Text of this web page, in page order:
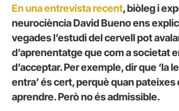
En una entrevista recent, biòleg i
neurociència David Bueno ens
vegades l’estudi del cervell pot
d’aprenentatge que com a societat
d’acceptar. Per exemple, dir que ‘la
entra’ és cert, perquè quan pateixes
aprendre. Però no és admissible.